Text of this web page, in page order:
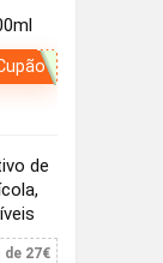
de
de 27€